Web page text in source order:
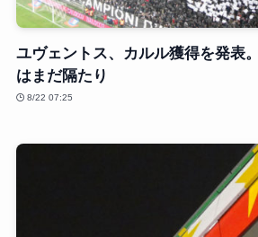
ユヴェントス、カルル獲得を発表
はまだ隔たり
8/22 07:25